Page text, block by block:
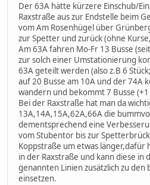
Der 63A hätte kürzere Einschub/
Raxstraße aus zur Endstelle beim
vom Am Rosenhügel über
zur Spetter und zurück (ohne
Am 63A fahren Mo-Fr 13 Busse
zur solch einer Umstationierung
63A geteilt werden (also z.B 6
auf 20 Busse am 10A und der 74A
wandern und bekommt 7 Busse
Bei der Raxstraße hat man da
13A,14A,15A,62A,66A die
dementsprechend eine
vom Stubentor bis zur
Koppstraße um etwas länger,dafür
in der Raxstraße und kann diese in
genannten Linien zusätzlich zu den
einsetzen.